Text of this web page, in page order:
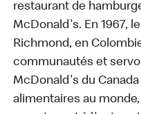
restaurant de
McDonald's. En 1967,
Richmond, en
communautés et
McDonald's du
alimentaires au